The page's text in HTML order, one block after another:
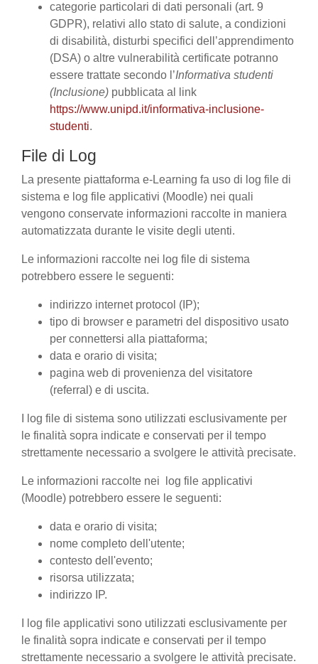
categorie particolari di dati personali (art. 9
GDPR), relativi allo stato di salute, a condizioni
di disabilità, disturbi specifici dell’apprendimento
(DSA) o altre vulnerabilità certificate potranno
essere trattate secondo l’Informativa studenti
(Inclusione) pubblicata al link
https://www.unipd.it/informativa-inclusione-
studenti.
File di Log
La presente piattaforma e-Learning fa uso di log file di
sistema e log file applicativi (Moodle) nei quali
vengono conservate informazioni raccolte in maniera
automatizzata durante le visite degli utenti.
Le informazioni raccolte nei log file di sistema
potrebbero essere le seguenti:
indirizzo internet protocol (IP);
tipo di browser e parametri del dispositivo usato
per connettersi alla piattaforma;
data e orario di visita;
pagina web di provenienza del visitatore
(referral) e di uscita.
I log file di sistema sono utilizzati esclusivamente per
le finalità sopra indicate e conservati per il tempo
strettamente necessario a svolgere le attività precisate.
Le informazioni raccolte nei log file applicativi
(Moodle) potrebbero essere le seguenti:
data e orario di visita;
nome completo dell'utente;
contesto dell'evento;
risorsa utilizzata;
indirizzo IP.
I log file applicativi sono utilizzati esclusivamente per
le finalità sopra indicate e conservati per il tempo
strettamente necessario a svolgere le attività precisate.